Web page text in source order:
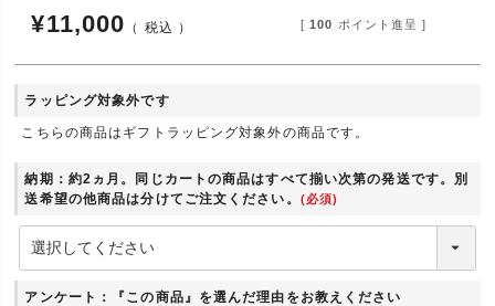
¥11,000 税込 [ 100 ポイント進呈 ]
ラッピング対象外です
こちらの商品はギフトラッピング対象外の商品です。
納期：約2ヵ月。同じカートの商品はすべて揃い次第の発送です。別
送希望の他商品は分けてご注文ください。
(必須)
アンケート：『この商品』を選んだ理由をお教えください